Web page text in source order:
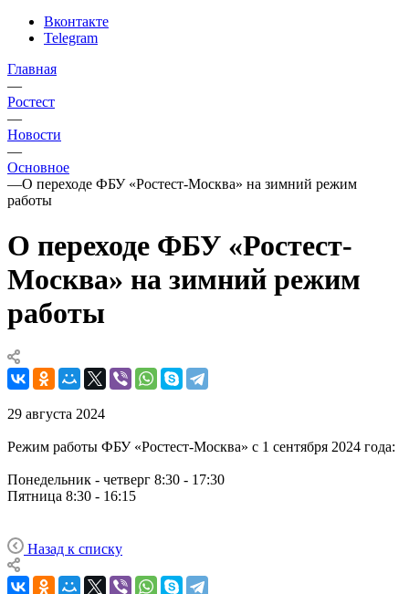
Вконтакте
Telegram
Главная
—
Ростест
—
Новости
—
Основное
—О переходе ФБУ «Ростест-Москва» на зимний режим
работы
О переходе ФБУ «Ростест-
Москва» на зимний режим
работы
29 августа 2024
Режим работы ФБУ «Ростест-Москва» с 1 сентября 2024 года:
Понедельник - четверг 8:30 - 17:30
Пятница 8:30 - 16:15
Назад к списку